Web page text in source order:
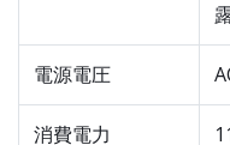
電源電圧
消費電力